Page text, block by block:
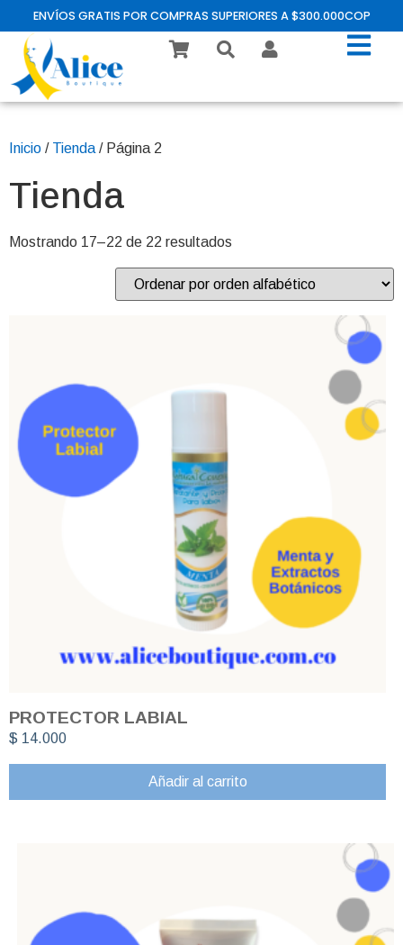
ENVÍOS GRATIS POR COMPRAS SUPERIORES A $300.000COP
Inicio / Tienda / Página 2
Tienda
Mostrando 17–22 de 22 resultados
PROTECTOR LABIAL
$ 14.000
Añadir al carrito